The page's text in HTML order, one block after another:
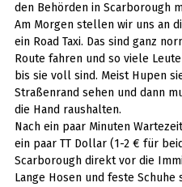
den Behörden in Scarborough
Am Morgen stellen wir uns an
ein Road Taxi. Das sind ganz
Route fahren und so viele
bis sie voll sind. Meist Hupen
Straßenrand sehen und dann
die Hand raushalten.
Nach ein paar Minuten
ein paar TT Dollar (1-2 € für
Scarborough direkt vor die
Lange Hosen und feste Schuhe